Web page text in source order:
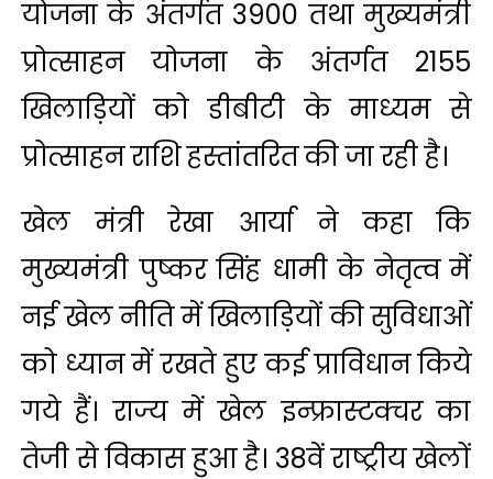
योजना के अंतर्गत 3900 तथा मुख्यमंत्री
प्रोत्साहन योजना के अंतर्गत 2155
खिलाड़ियों को डीबीटी के माध्यम से
प्रोत्साहन राशि हस्तांतरित की जा रही है।
खेल मंत्री रेखा आर्या ने कहा कि
मुख्यमंत्री पुष्कर सिंह धामी के नेतृत्व में
नई खेल नीति में खिलाड़ियों की सुविधाओं
को ध्यान में रखते हुए कई प्राविधान किये
गये हैं। राज्य में खेल इन्फ्रास्टक्चर का
तेजी से विकास हुआ है। 38वें राष्ट्रीय खेलों